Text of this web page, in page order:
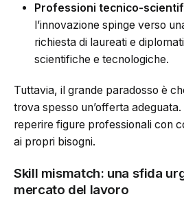
Professioni tecnico-
l’innovazione spinge verso
richiesta di laureati e
scientifiche e tecnologiche.
Tuttavia, il grande paradosso è
trova spesso un’offerta
reperire figure professionali con
ai propri bisogni.
Skill mismatch: una sfida
mercato del lavoro